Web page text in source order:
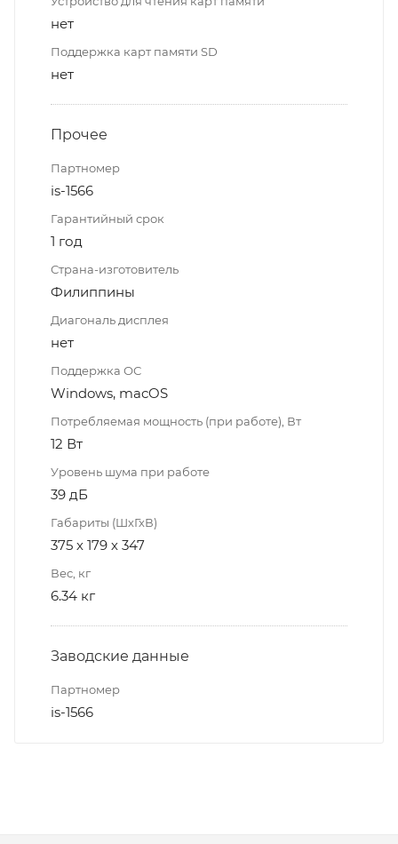
нет
Поддержка карт памяти SD
нет
Прочее
Партномер
is-1566
Гарантийный срок
1 год
Страна-изготовитель
Филиппины
Диагональ дисплея
нет
Поддержка ОС
Windows, macOS
Потребляемая мощность (при работе), Вт
12 Вт
Уровень шума при работе
39 дБ
Габариты (ШхГхВ)
375 х 179 х 347
Вес, кг
6.34 кг
Заводские данные
Партномер
is-1566